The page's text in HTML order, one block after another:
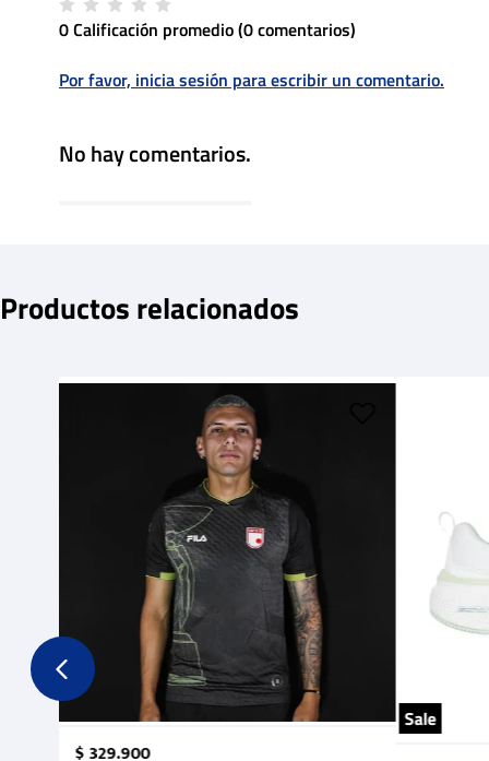
0 Calificación promedio(0 comentarios)
Por favor, inicia sesión para escribir un comentario.
No hay comentarios.
Productos relacionados
$329.900
Sale